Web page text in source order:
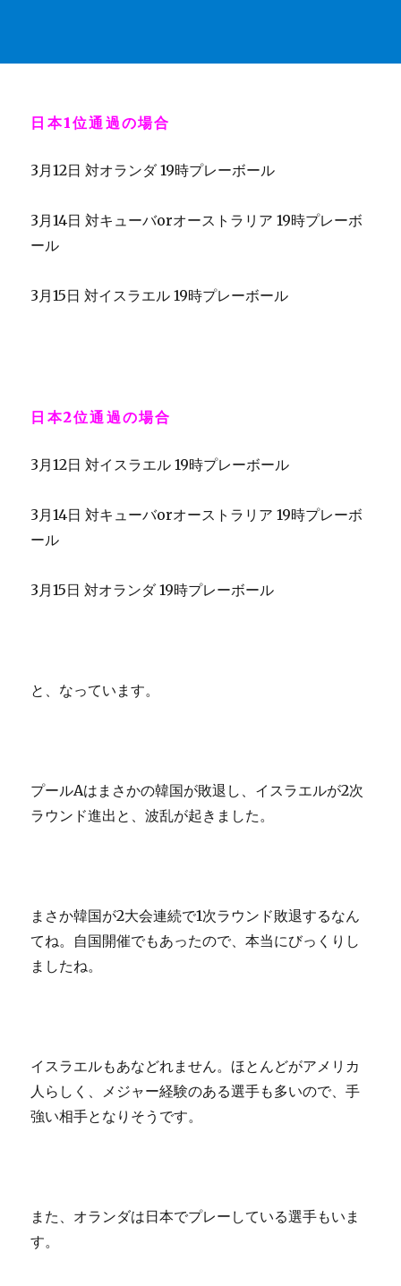
日本1位通過の場合
3月12日 対オランダ 19時プレーボール
3月14日 対キューバorオーストラリア 19時プレーボ
ール
3月15日 対イスラエル 19時プレーボール
日本2位通過の場合
3月12日 対イスラエル 19時プレーボール
3月14日 対キューバorオーストラリア 19時プレーボ
ール
3月15日 対オランダ 19時プレーボール
と、なっています。
プールAはまさかの韓国が敗退し、イスラエルが2次
ラウンド進出と、波乱が起きました。
まさか韓国が2大会連続で1次ラウンド敗退するなん
てね。自国開催でもあったので、本当にびっくりし
ましたね。
イスラエルもあなどれません。ほとんどがアメリカ
人らしく、メジャー経験のある選手も多いので、手
強い相手となりそうです。
また、オランダは日本でプレーしている選手もいま
す。